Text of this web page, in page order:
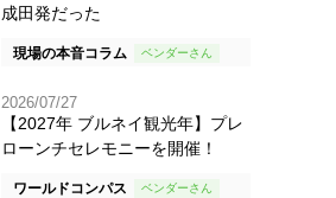
成田発だった
現場の本音コラム
2026/07/27
【2027年 ブルネイ観光年】プレ
ローンチセレモニーを開催！
ワールドコンパス